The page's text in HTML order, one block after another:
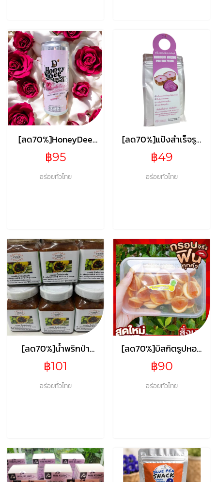
[ลด70%]HoneyDee
SODA ROSE
฿95
อร่อยทั่วไทย
[ลด70%]แป้งสำเร็จรูป
ขนมเข่ง
฿49
อร่อยทั่วไทย
[ลด70%]น้ำพริกป่า
มะดัน งามลมัย
฿101
อร่อยทั่วไทย
[ลด70%]บิสกิตรูปหอย
ไส้สับปะรด
฿90
อร่อยทั่วไทย